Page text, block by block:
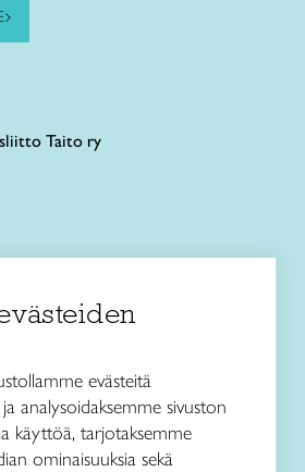
Taito ry
evästeitä
analysoidaksemme sivuston
käyttöä, tarjotaksemme
ominaisuuksia sekä